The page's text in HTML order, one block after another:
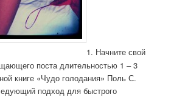
1. Начните свой
поста длительностью 1 – 3
книге «Чудо голодания» Поль С.
подход для быстрого